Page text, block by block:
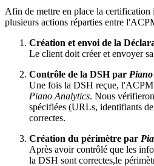
Afin de mettre en place la certification
plusieurs actions réparties entre
Création et envoi de la
Le client doit créer et envoyer
Contrôle de la DSH par
Une fois la DSH reçue, l'ACPM
Piano Analytics. Nous
spécifiées (URLs, identifiants
correctes.
Création du périmètre par
Après avoir contrôlé que les
la DSH sont correctes,le